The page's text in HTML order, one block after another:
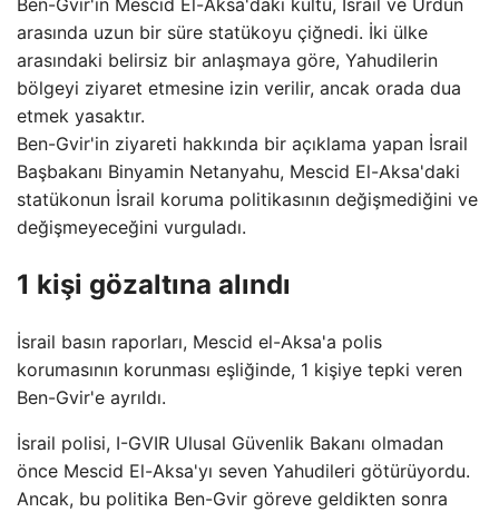
Ben-Gvir'in Mescid El-Aksa'daki kültü, İsrail ve Ürdün
arasında uzun bir süre statükoyu çiğnedi. İki ülke
arasındaki belirsiz bir anlaşmaya göre, Yahudilerin
bölgeyi ziyaret etmesine izin verilir, ancak orada dua
etmek yasaktır.
Ben-Gvir'in ziyareti hakkında bir açıklama yapan İsrail
Başbakanı Binyamin Netanyahu, Mescid El-Aksa'daki
statükonun İsrail koruma politikasının değişmediğini ve
değişmeyeceğini vurguladı.
1 kişi gözaltına alındı
İsrail basın raporları, Mescid el-Aksa'a polis
korumasının korunması eşliğinde, 1 kişiye tepki veren
Ben-Gvir'e ayrıldı.
İsrail polisi, I-GVIR Ulusal Güvenlik Bakanı olmadan
önce Mescid El-Aksa'yı seven Yahudileri götürüyordu.
Ancak, bu politika Ben-Gvir göreve geldikten sonra